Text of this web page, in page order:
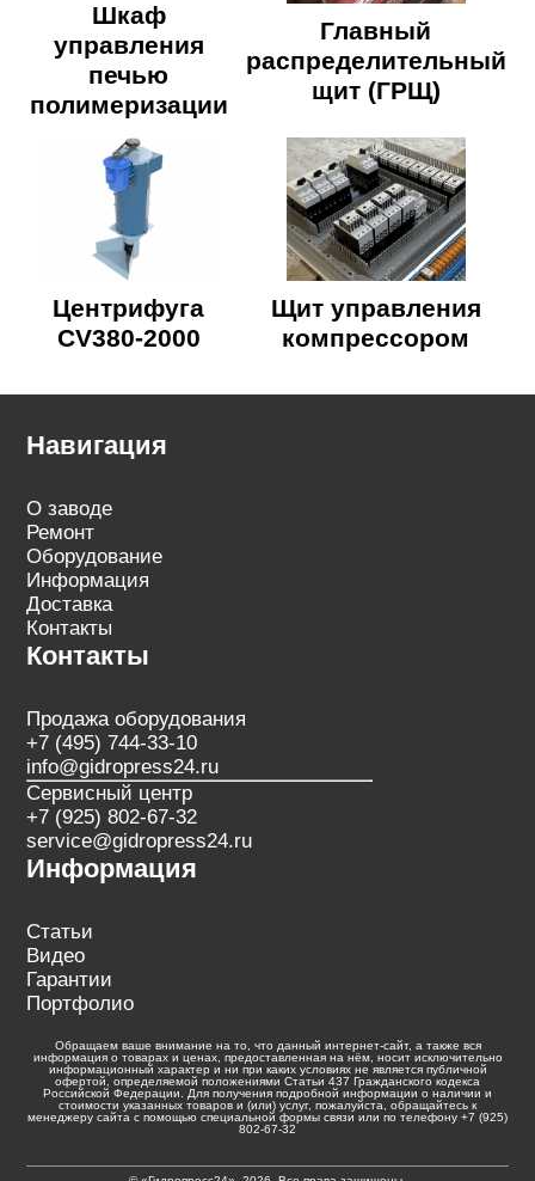
Шкаф
управления
печью
полимеризации
Главный
распределительный
щит (ГРЩ)
Центрифуга
CV380-2000
Щит управления
компрессором
Навигация
О заводе
Ремонт
Оборудование
Информация
Доставка
Контакты
Контакты
Продажа оборудования
+7 (495) 744-33-10
info@gidropress24.ru
Сервисный центр
+7 (925) 802-67-32
service@gidropress24.ru
Информация
Статьи
Видео
Гарантии
Портфолио
Обращаем ваше внимание на то, что данный интернет-сайт, а также вся
информация о товарах и ценах, предоставленная на нём, носит исключительно
информационный характер и ни при каких условиях не является публичной
офертой, определяемой положениями Статьи 437 Гражданского кодекса
Российской Федерации. Для получения подробной информации о наличии и
стоимости указанных товаров и (или) услуг, пожалуйста, обращайтесь к
менеджеру сайта с помощью специальной формы связи или по телефону +7 (925)
802-67-32